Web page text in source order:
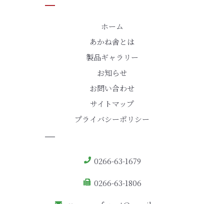
ホーム
あかね舎とは
製品ギャラリー
お知らせ
お問い合わせ
サイトマップ
プライバシーポリシー
0266-63-1679
0266-63-1806